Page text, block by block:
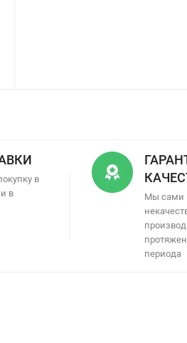
в
в
Мы сами
периода